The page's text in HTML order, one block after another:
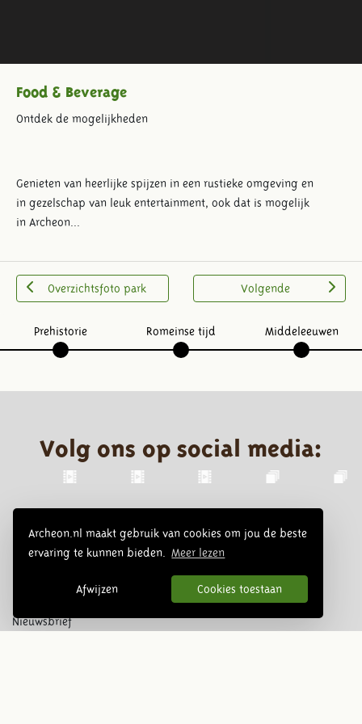
Archeon.nl maakt gebruik van cookies om jou de beste
ervaring te kunnen bieden.
Meer lezen
Afwijzen Cookies toestaan
Food & Beverage
Ontdek de mogelijkheden
Genieten van heerlijke spijzen in een rustieke omgeving en
in gezelschap van leuk entertainment, ook dat is mogelijk
in Archeon...
Overzichtsfoto park Volgende
Prehistorie Romeinse tijd Middeleeuwen
Volg ons op social media:
Nieuwsbrief